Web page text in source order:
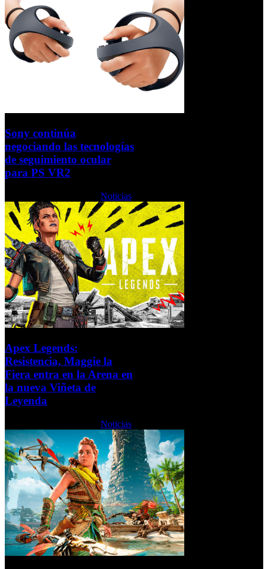
Sony continúa
negociando las tecnologías
de seguimiento ocular
para PS VR2
Noticias
Apex Legends:
Resistencia, Maggie la
Fiera entra en la Arena en
la nueva Viñeta de
Leyenda
Noticias